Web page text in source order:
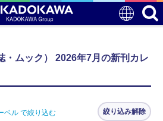
・ムック） 2026年7月の新刊カレ
ベル で絞り込む 絞り込み解除